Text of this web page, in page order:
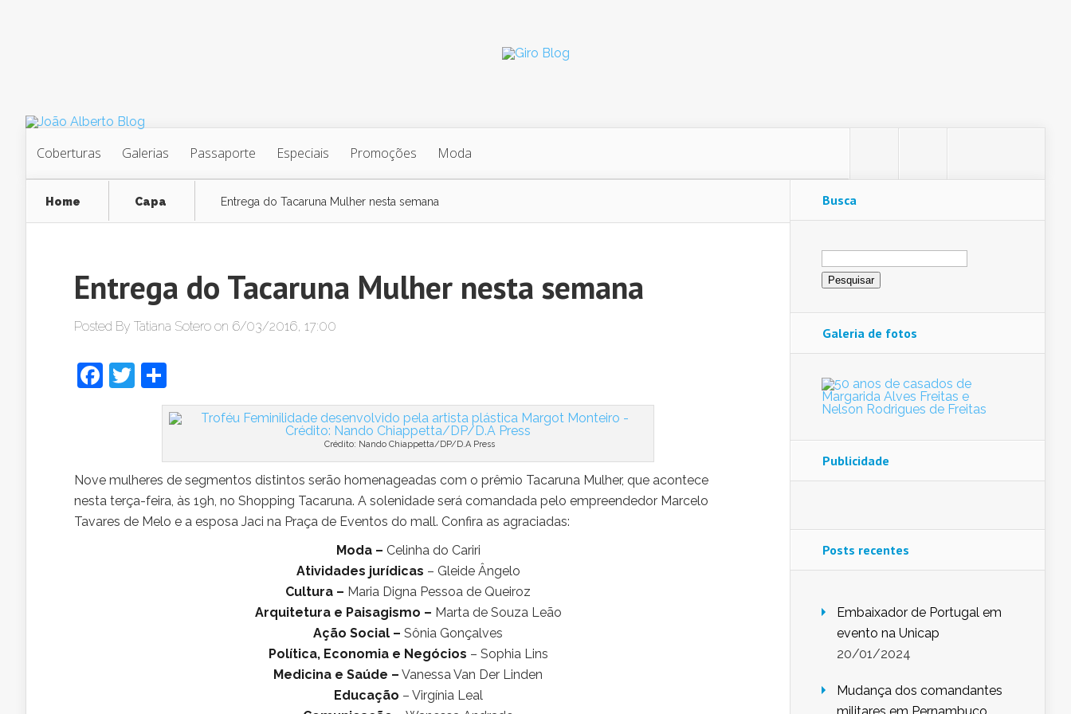
Coberturas Galerias Passaporte Especiais Promoções Moda
Home Capa Entrega do Tacaruna Mulher nesta semana
Entrega do Tacaruna Mulher nesta semana
Posted By Tatiana Sotero on 6/03/2016, 17:00
Facebook
Twitter
Crédito: Nando Chiappetta/DP/D.A Press
Nove mulheres de segmentos distintos serão homenageadas com o prêmio Tacaruna Mulher, que acontece
nesta terça-feira, às 19h, no Shopping Tacaruna. A solenidade será comandada pelo empreendedor Marcelo
Tavares de Melo e a esposa Jaci na Praça de Eventos do mall. Confira as agraciadas:
Moda – Celinha do Cariri
Atividades jurídicas – Gleide Ângelo
Cultura – Maria Digna Pessoa de Queiroz
Arquitetura e Paisagismo – Marta de Souza Leão
Ação Social – Sônia Gonçalves
Política, Economia e Negócios – Sophia Lins
Medicina e Saúde – Vanessa Van Der Linden
Educação – Virgínia Leal
Busca
Pesquisar
por:
Galeria de fotos
Publicidade
Posts recentes
Embaixador de Portugal em
evento na Unicap
20/01/2024
Mudança dos comandantes